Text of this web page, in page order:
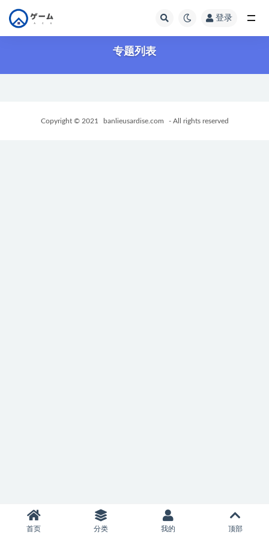
登录
专题列表
Copyright © 2021 banlieusardise.com - All rights reserved
首页 分类 我的 顶部